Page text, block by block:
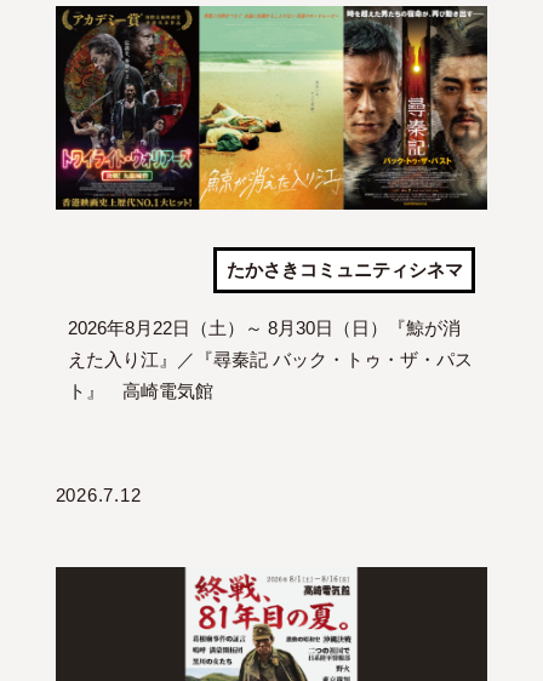
たかさきコミュニティシネマ
2026年8月22日（土）～ 8月30日（日）『鯨が消
えた入り江』／『尋秦記 バック・トゥ・ザ・パス
ト』 高崎電気館
2026.7.12